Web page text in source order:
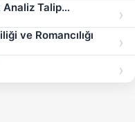
Talip
Edebi Kişiliği ve Romancılığı